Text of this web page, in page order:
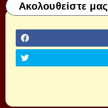
Ακολουθείστε μας